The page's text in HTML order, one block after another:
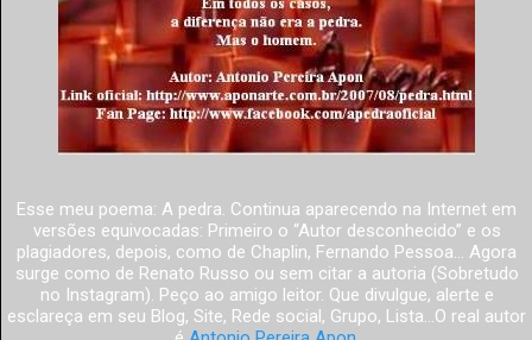
Esse meu poema: A pedra. Continua aparecendo na Internet em
versões equivocadas: Primeiro o “Autor desconhecido” e os
plagiadores, depois, como de Chaplin, Fernando Pessoa... Agora
surge como de Renato Russo ou sem citar a autoria (Sobretudo
no Instagram). Peço ao amigo leitor. Que divulgue, alerte e
esclareça em seu Blog, Site, Rede social, Grupo, Lista...O real autor